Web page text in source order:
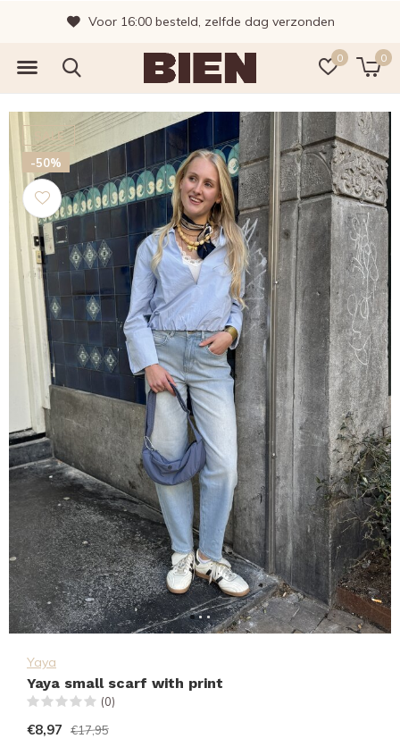
0 0
Voor 16:00 besteld, zelfde dag verzonden
SALE
-50%
Yaya
Yaya small scarf with print
(0)
€8,97 €17,95